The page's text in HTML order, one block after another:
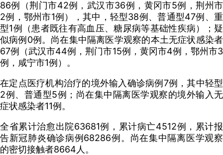
86例（荆门市42例，武汉市36例，黄冈市5例，荆州市
2例，鄂州市1例），其中，轻型38例、普通型47例、重
型1例（患者既往有高血压、糖尿病等基础性疾病）；疑
似病例0例。尚在集中隔离医学观察的本土无症状感染者
67例（武汉市44例，荆门市15例，黄冈市4例，鄂州市3
例，咸宁市1例）。
在定点医疗机构治疗的境外输入确诊病例7例，其中轻型
2例、普通型5例；尚在集中隔离医学观察的境外输入无
症状感染者11例。
全省累计治愈出院63681例，累计病亡4512例，累计报
告新冠肺炎确诊病例68286例。尚在集中隔离医学观察
的密切接触者8664人。